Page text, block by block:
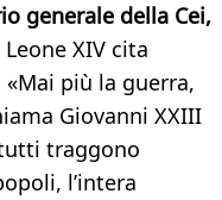
generale della Cei,
Leone XIV cita
più la guerra,
Giovanni XXIII
traggono
l’intera